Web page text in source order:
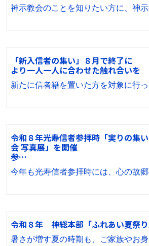
神示教会のことを知りたい方に、神
「新入信者の集い」８月で終了に
より一人一人に合わせた触れ合いを
新たに信者籍を置いた方を対象に行
令和８年光寿信者参拝時「実りの集
会 写真展」を開催
参…
今年も光寿信者参拝時には、心の故
令和８年 神総本部「ふれあい夏祭
暑さが増す夏の時期も、ご家族やお